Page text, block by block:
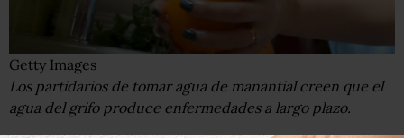
Getty Images
Los partidarios de tomar agua de manantial creen que el
agua del grifo produce enfermedades a largo plazo.